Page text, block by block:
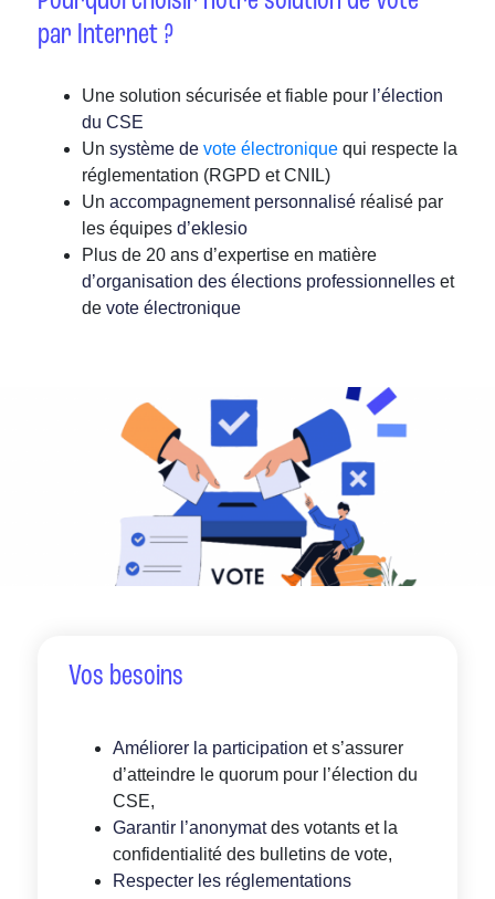
par Internet ?
Une solution sécurisée et fiable pour l’élection
du CSE
Un système de vote électroniquequi respecte la
réglementation (RGPD et CNIL)
Un accompagnement personnaliséréalisé par
les équipes d’eklesio
Plus de 20 ans d’expertise en matière
d’organisation des élections professionnelleset
de vote électronique
Vos besoins
Améliorer la participation et s’assurer
d’atteindre le quorum pour l’élection du
CSE,
Garantir l’anonymatdes votants et la
confidentialité des bulletins de vote,
Respecter les réglementations